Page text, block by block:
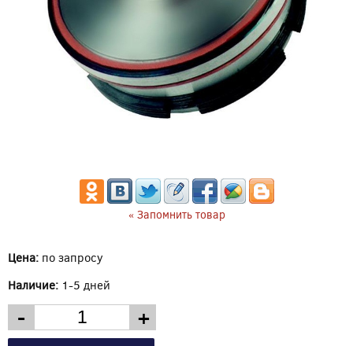
« Запомнить товар
Цена: по запросу
Наличие: 1-5 дней
- +